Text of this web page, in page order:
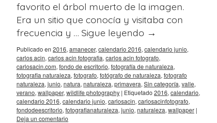
favorito el árbol muerto de la imagen.
Era un sitio que conocía y visitaba con
frecuencia y … Sigue leyendo →
Publicado en 2016, amanecer, calendario 2016, calendario junio,
carlos acin, carlos acin fotografia, carlos acin fotografo,
carlosacin.com, fondo de escritorio, fotografía de naturaleza,
fotografia naturaleza, fotografo, fotógrafo de naturaleza, fotografo
naturaleza, junio, natura, naturaleza, primavera, Sin categoría, valle,
verano, wallpaper, wildlife photography | Etiquetado 2016, calendario,
calendario 2016, calendario junio, carlosacin, carlosacinfotografo,
fondodeescritorio, fotografianaturaleza, junio, naturaleza, wallpaper |
Deja un comentario